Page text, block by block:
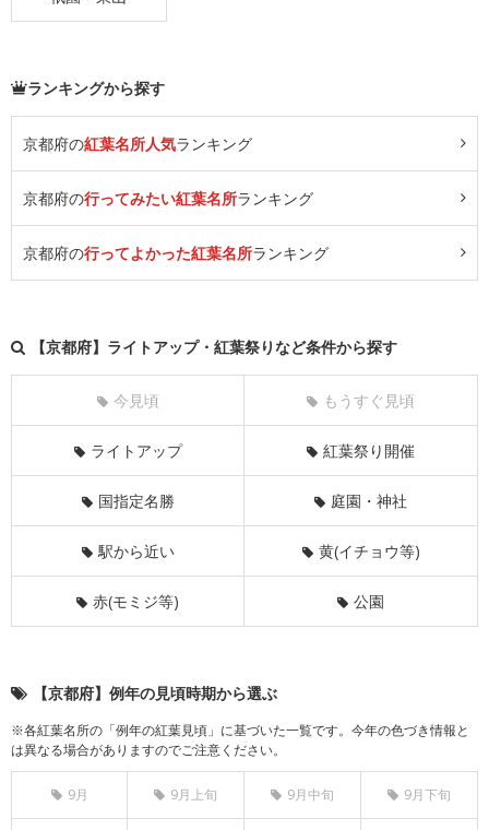
ランキングから探す
京都府の紅葉名所人気ランキング
京都府の行ってみたい紅葉名所ランキング
京都府の行ってよかった紅葉名所ランキング
【京都府】ライトアップ・紅葉祭りなど条件から探す
今見頃 もうすぐ見頃
ライトアップ 紅葉祭り開催
国指定名勝 庭園・神社
駅から近い 黄(イチョウ等)
赤(モミジ等) 公園
【京都府】例年の見頃時期から選ぶ
※各紅葉名所の「例年の紅葉見頃」に基づいた一覧です。今年の色づき情報と
は異なる場合がありますのでご注意ください。
9月 9月上旬 9月中旬 9月下旬